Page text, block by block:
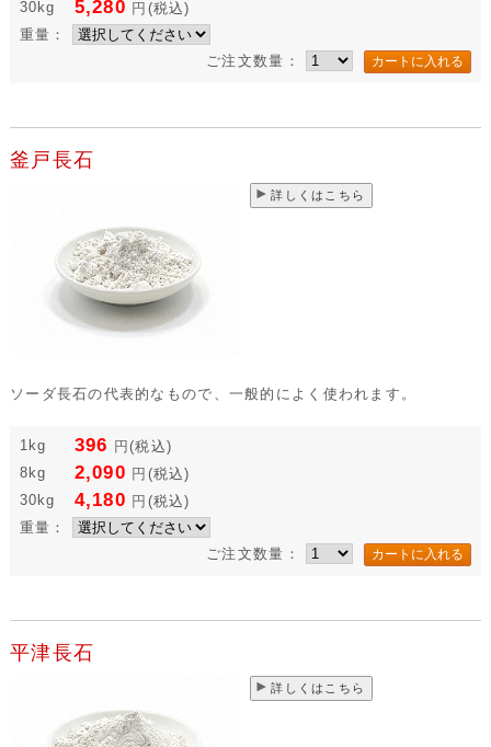
30kg 5,280 円 (税込)
重量：
ご注文数量：
釜戸長石
詳しくはこちら
ソーダ長石の代表的なもので、一般的によく使われます。
1kg 396 円 (税込)
8kg
2,090 円 (税込)
30kg
4,180 円 (税込)
重量：
ご注文数量：
平津長石
詳しくはこちら